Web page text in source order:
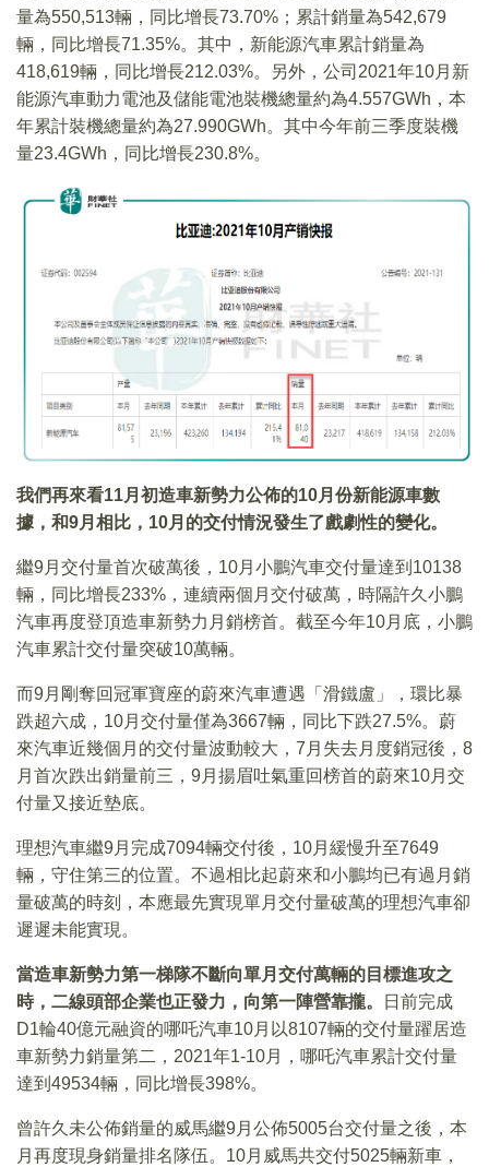
量為550,513輛，同比增長73.70%；累計銷量為542,679
輛，同比增長71.35%。其中，新能源汽車累計銷量為
418,619輛，同比增長212.03%。另外，公司2021年10月新
能源汽車動力電池及儲能電池裝機總量約為4.557GWh，本
年累計裝機總量約為27.990GWh。其中今年前三季度裝機
量23.4GWh，同比增長230.8%。
我們再來看11月初造車新勢力公佈的10月份新能源車數
據，和9月相比，10月的交付情況發生了戲劇性的變化。
繼9月交付量首次破萬後，10月小鵬汽車交付量達到10138
輛，同比增長233%，連續兩個月交付破萬，時隔許久小鵬
汽車再度登頂造車新勢力月銷榜首。截至今年10月底，小鵬
汽車累計交付量突破10萬輛。
而9月剛奪回冠軍寶座的蔚來汽車遭遇「滑鐵盧」，環比暴
跌超六成，10月交付量僅為3667輛，同比下跌27.5%。蔚
來汽車近幾個月的交付量波動較大，7月失去月度銷冠後，8
月首次跌出銷量前三，9月揚眉吐氣重回榜首的蔚來10月交
付量又接近墊底。
理想汽車繼9月完成7094輛交付後，10月緩慢升至7649
輛，守住第三的位置。不過相比起蔚來和小鵬均已有過月銷
量破萬的時刻，本應最先實現單月交付量破萬的理想汽車卻
遲遲未能實現。
當造車新勢力第一梯隊不斷向單月交付萬輛的目標進攻之
時，二線頭部企業也正發力，向第一陣營靠攏。
日前完成
D1輪40億元融資的哪吒汽車10月以8107輛的交付量躍居造
車新勢力銷量第二，2021年1-10月，哪吒汽車累計交付量
達到49534輛，同比增長398%。
曾許久未公佈銷量的威馬繼9月公佈5005台交付量之後，本
月再度現身銷量排名隊伍。10月威馬共交付5025輛新車，